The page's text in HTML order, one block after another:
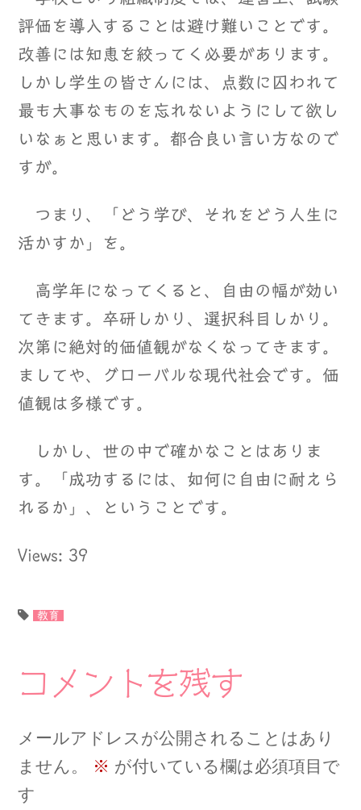
評価を導入することは避け難いことです。
改善には知恵を絞ってく必要があります。
しかし学生の皆さんには、点数に囚われて
最も大事なものを忘れないようにして欲し
いなぁと思います。都合良い言い方なので
すが。
つまり、「どう学び、それをどう人生に
活かすか」を。
高学年になってくると、自由の幅が効い
てきます。卒研しかり、選択科目しかり。
次第に絶対的価値観がなくなってきます。
ましてや、グローバルな現代社会です。価
値観は多様です。
しかし、世の中で確かなことはありま
す。「成功するには、如何に自由に耐えら
れるか」、ということです。
Views: 39
教育
コメントを残す
メールアドレスが公開されることはあり
ません。
※ が付いている欄は必須項目で
す